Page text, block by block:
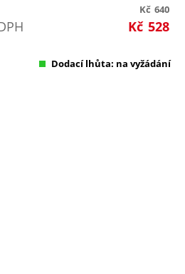
640
Kč
528
Kč
Dodací lhůta: na vyžádání